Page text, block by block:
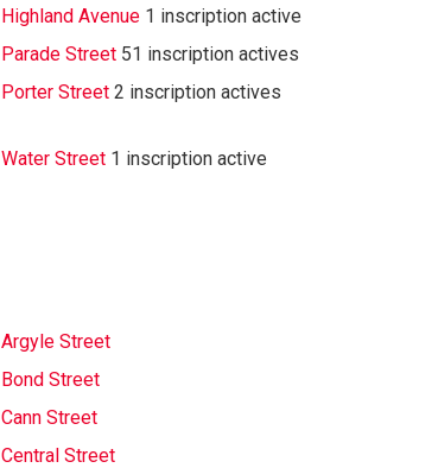
Highland Avenue 1 inscription active
Parade Street 51 inscription actives
Porter Street 2 inscription actives
Water Street 1 inscription active
Argyle Street
Bond Street
Cann Street
Central Street